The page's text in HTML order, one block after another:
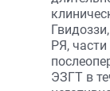
РЯ,
ЭЗГТ в